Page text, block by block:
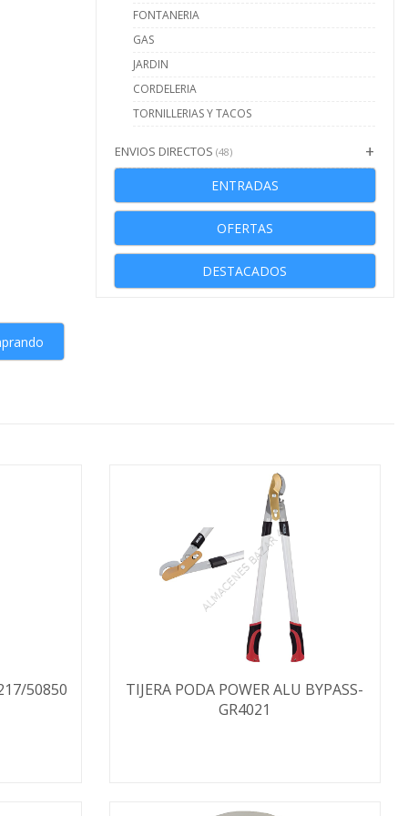
FONTANERIA
GAS
JARDIN
CORDELERIA
TORNILLERIAS Y TACOS
ENVIOS DIRECTOS (48)
ENTRADAS
OFERTAS
DESTACADOS
50850
TIJERA PODA POWER ALU BYPASS-
GR4021